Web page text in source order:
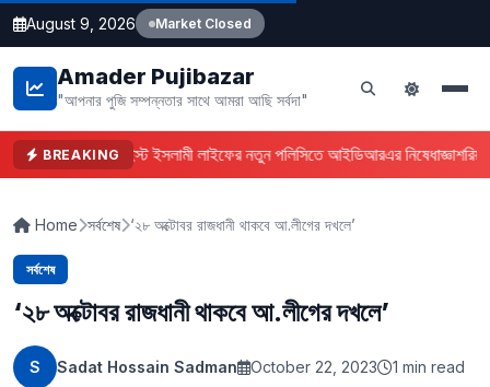
August 9, 2026 Market Closed
Amader Pujibazar
"আপনার পুজি সম্পন্নতার সাথে আমরা আছি সর্বদা"
BREAKINGফারইস্ট ইসলামী লাইফের নতুন পলিসিতে আইডিআরএর নিষেধাজ্ঞা
Home সর্বশেষ ‘২৮ অক্টোবর রাজধানী থাকবে আ.লীগের দখলে’
সর্বশেষ
‘২৮ অক্টোবর রাজধানী থাকবে আ.লীগের দখলে’
S Sadat Hossain Sadman October 22, 2023
1 min read